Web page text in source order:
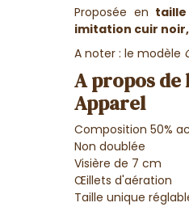
Proposée en
imitation cuir noir,
A noter : le modèle
A propos de
Apparel
Composition 50%
Non doublée
Visière de 7 cm
Œillets d'aération
Taille unique